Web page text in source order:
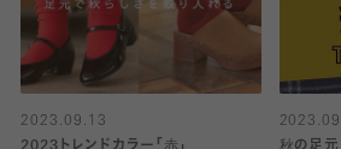
2023.09.13